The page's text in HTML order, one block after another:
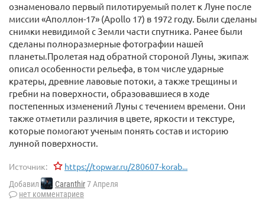
ознаменовало первый пилотируемый полет к Луне после
миссии «Аполлон-17» (Apollo 17) в 1972 году. Были сделаны
снимки невидимой с Земли части спутника. Ранее были
сделаны полноразмерные фотографии нашей
планеты.Пролетая над обратной стороной Луны, экипаж
описал особенности рельефа, в том числе ударные
кратеры, древние лавовые потоки, а также трещины и
гребни на поверхности, образовавшиеся в ходе
постепенных изменений Луны с течением времени. Они
также отметили различия в цвете, яркости и текстуре,
которые помогают ученым понять состав и историю
лунной поверхности.
Источник: https://topwar.ru/280607-korab...
Добавил Caranthir7 Апреля
нет комментариев